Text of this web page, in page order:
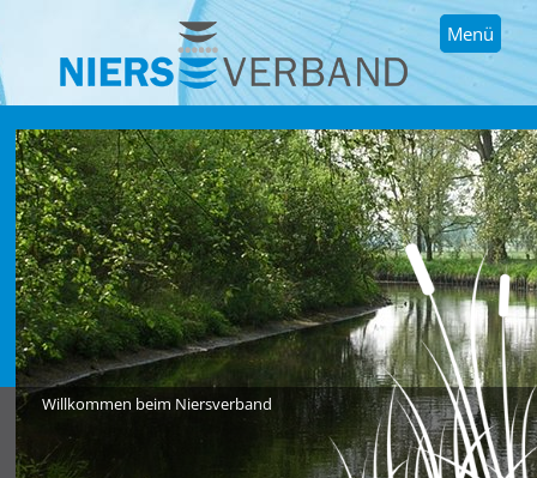
Menü
Willkommen beim Niersverband